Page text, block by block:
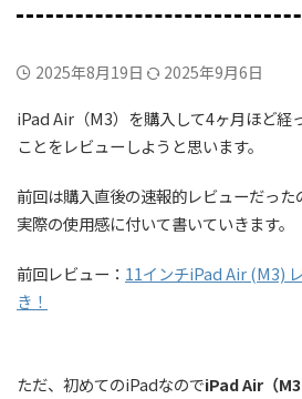
2025年8月19日 2025年9月6日
iPad Air（M3）を購入して4ヶ月ほど経
ことをレビューしようと思います。
前回は購入直後の速報的レビューだっ
実際の使用感に付いて書いていきます。
前回レビュー： 11インチiPad Air (M3)
き！
ただ、初めてのiPadなのでiPad Air（